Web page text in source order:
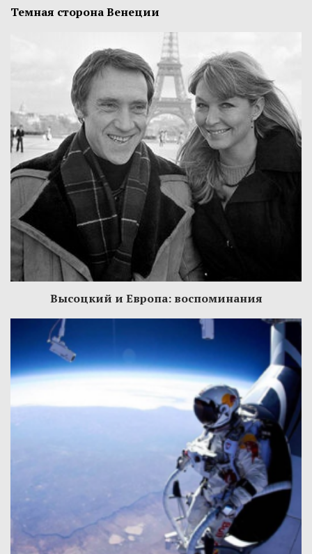
Темная сторона Венеции
Высоцкий и Европа: воспоминания